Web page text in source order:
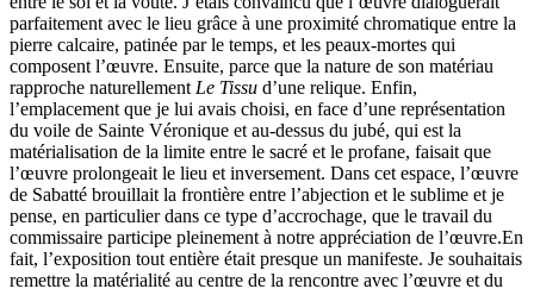
parfaitement avec le lieu grâce à une proximité chromatique entre la
pierre calcaire, patinée par le temps, et les peaux-mortes qui
composent l’œuvre. Ensuite, parce que la nature de son matériau
rapproche naturellement Le Tissu d’une relique. Enfin,
l’emplacement que je lui avais choisi, en face d’une représentation
du voile de Sainte Véronique et au-dessus du jubé, qui est la
matérialisation de la limite entre le sacré et le profane, faisait que
l’œuvre prolongeait le lieu et inversement. Dans cet espace, l’œuvre
de Sabatté brouillait la frontière entre l’abjection et le sublime et je
pense, en particulier dans ce type d’accrochage, que le travail du
commissaire participe pleinement à notre appréciation de l’œuvre.En
fait, l’exposition tout entière était presque un manifeste. Je souhaitais
remettre la matérialité au centre de la rencontre avec l’œuvre et du